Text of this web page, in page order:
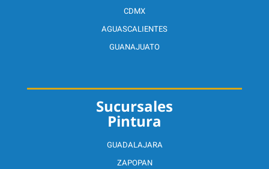
Sucursales
Pintura
GUADALAJARA
ZAPOPAN
CDMX
AGUASCALIENTES
GUANAJUATO